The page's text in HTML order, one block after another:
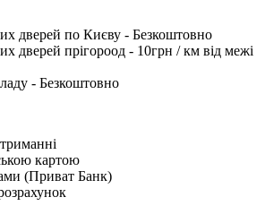
дверей по Києву - Безкоштовно
дверей прігороод - 10грн / км від межі
- Безкоштовно
картою
(Приват Банк)